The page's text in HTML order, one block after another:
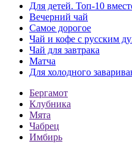
Для детей. Топ-10
Вечерний чай
Самое дорогое
Чай и кофе с русским
Чай для завтрака
Матча
Для холодного
Бергамот
Клубника
Мята
Чабрец
Имбирь